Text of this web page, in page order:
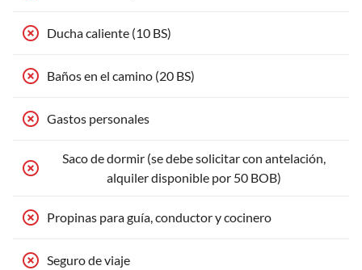
Ducha caliente (10 BS)
Baños en el camino (20 BS)
Gastos personales
Saco de dormir (se debe solicitar con antelación,
alquiler disponible por 50 BOB)
Propinas para guía, conductor y cocinero
Seguro de viaje